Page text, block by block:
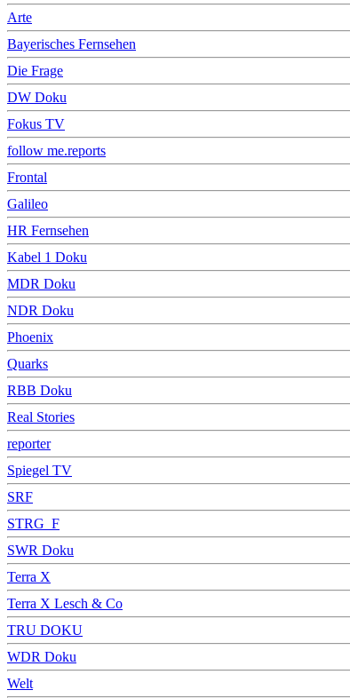
Arte
Bayerisches Fernsehen
Die Frage
DW Doku
Fokus TV
follow me.reports
Frontal
Galileo
HR Fernsehen
Kabel 1 Doku
MDR Doku
NDR Doku
Phoenix
Quarks
RBB Doku
Real Stories
reporter
Spiegel TV
SRF
STRG_F
SWR Doku
Terra X
Terra X Lesch & Co
TRU DOKU
WDR Doku
Welt